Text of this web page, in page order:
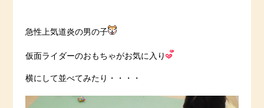
急性上気道炎の男の子
仮面ライダーのおもちゃがお気に入り
横にして並べてみたり・・・・